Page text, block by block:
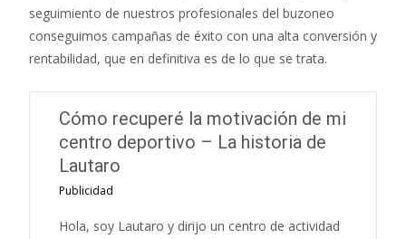
seguimiento de nuestros profesionales del buzoneo
conseguimos campañas de éxito con una alta conversión y
rentabilidad, que en definitiva es de lo que se trata.
Cómo recuperé la motivación de mi
centro deportivo – La historia de
Lautaro
Publicidad
Hola, soy Lautaro y dirijo un centro de actividad